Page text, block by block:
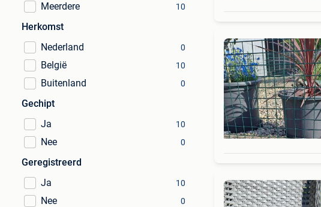
Meerdere 10
Herkomst
Nederland
0
België 10
Buitenland 0
Gechipt
Ja
10
Nee 0
Geregistreerd
Ja
10
Nee 0